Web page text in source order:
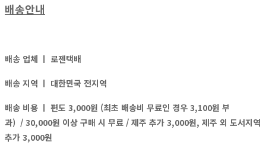
배송안내
배송 업체 ㅣ 로젠택배
배송 지역 ㅣ 대한민국 전지역
배송 비용 ㅣ 편도 3,000원 (최초 배송비 무료인 경우 3,100원 부
과) / 30,000원 이상 구매 시 무료 / 제주 추가 3,000원, 제주 외 도서지역
추가 3,000원